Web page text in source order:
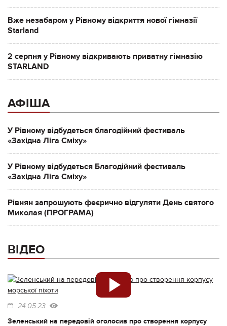
Вже незабаром у Рівному відкриття нової гімназії
Starland
2 серпня у Рівному відкривають приватну гімназію
STARLAND
АФІША
У Рівному відбудеться благодійний фестиваль
«Західна Ліга Сміху»
У Рівному відбудеться Благодійний фестиваль
«Західна Ліга Сміху»
Рівнян запрошують феєрично відгуляти День святого
Миколая (ПРОГРАМА)
ВІДЕО
24.05.23
Зеленський на передовій оголосив про створення корпусу